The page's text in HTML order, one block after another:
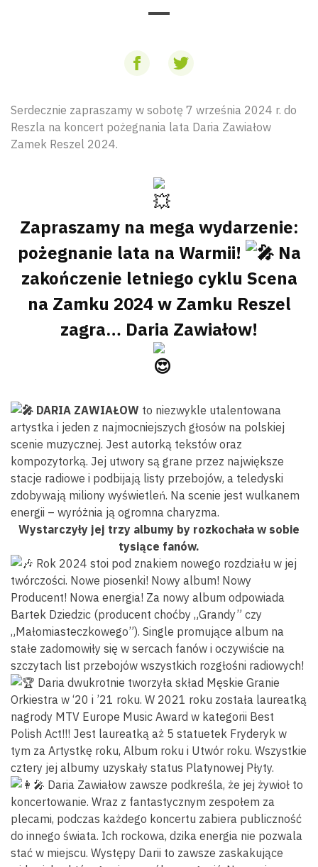
Serdecznie zapraszamy w sobotę 7 września 2024 r. do
Reszla na koncert pożegnania lata Daria Zawiałow
Zamek Reszel 2024.
Zapraszamy na mega wydarzenie:
pożegnanie lata na Warmii!
Na
zakończenie letniego cyklu Scena
na Zamku 2024 w Zamku Reszel
zagra… Daria Zawiałow!
DARIA ZAWIAŁOW to niezwykle utalentowana
artystka i jeden z najmocniejszych głosów na polskiej
scenie muzycznej. Jest autorką tekstów oraz
kompozytorką. Jej utwory są grane przez największe
stacje radiowe i podbijają listy przebojów, a teledyski
zdobywają miliony wyświetleń. Na scenie jest wulkanem
energii – wyróżnia ją ogromna charyzma.
Wystarczyły jej trzy albumy by rozkochała w sobie
tysiące fanów.
Rok 2024 stoi pod znakiem nowego rozdziału w jej
twórczości. Nowe piosenki! Nowy album! Nowy
Producent! Nowa energia! Za nowy album odpowiada
Bartek Dziedzic (producent choćby „Grandy” czy
„Małomiasteczkowego”). Single promujące album na
stałe zadomowiły się w sercach fanów i oczywiście na
szczytach list przebojów wszystkich rozgłośni radiowych!
Daria dwukrotnie tworzyła skład Męskie Granie
Orkiestra w ‘20 i ’21 roku. W 2021 roku została laureatką
nagrody MTV Europe Music Award w kategorii Best
Polish Act!!! Jest laureatką aż 5 statuetek Fryderyk w
tym za Artystkę roku, Album roku i Utwór roku. Wszystkie
cztery jej albumy uzyskały status Platynowej Płyty.
Daria Zawiałow zawsze podkreśla, że jej żywioł to
koncertowanie. Wraz z fantastycznym zespołem za
plecami, podczas każdego koncertu zabiera publiczność
do innego świata. Ich rockowa, dzika energia nie pozwala
stać w miejscu. Występy Darii to zawsze zaskakujące